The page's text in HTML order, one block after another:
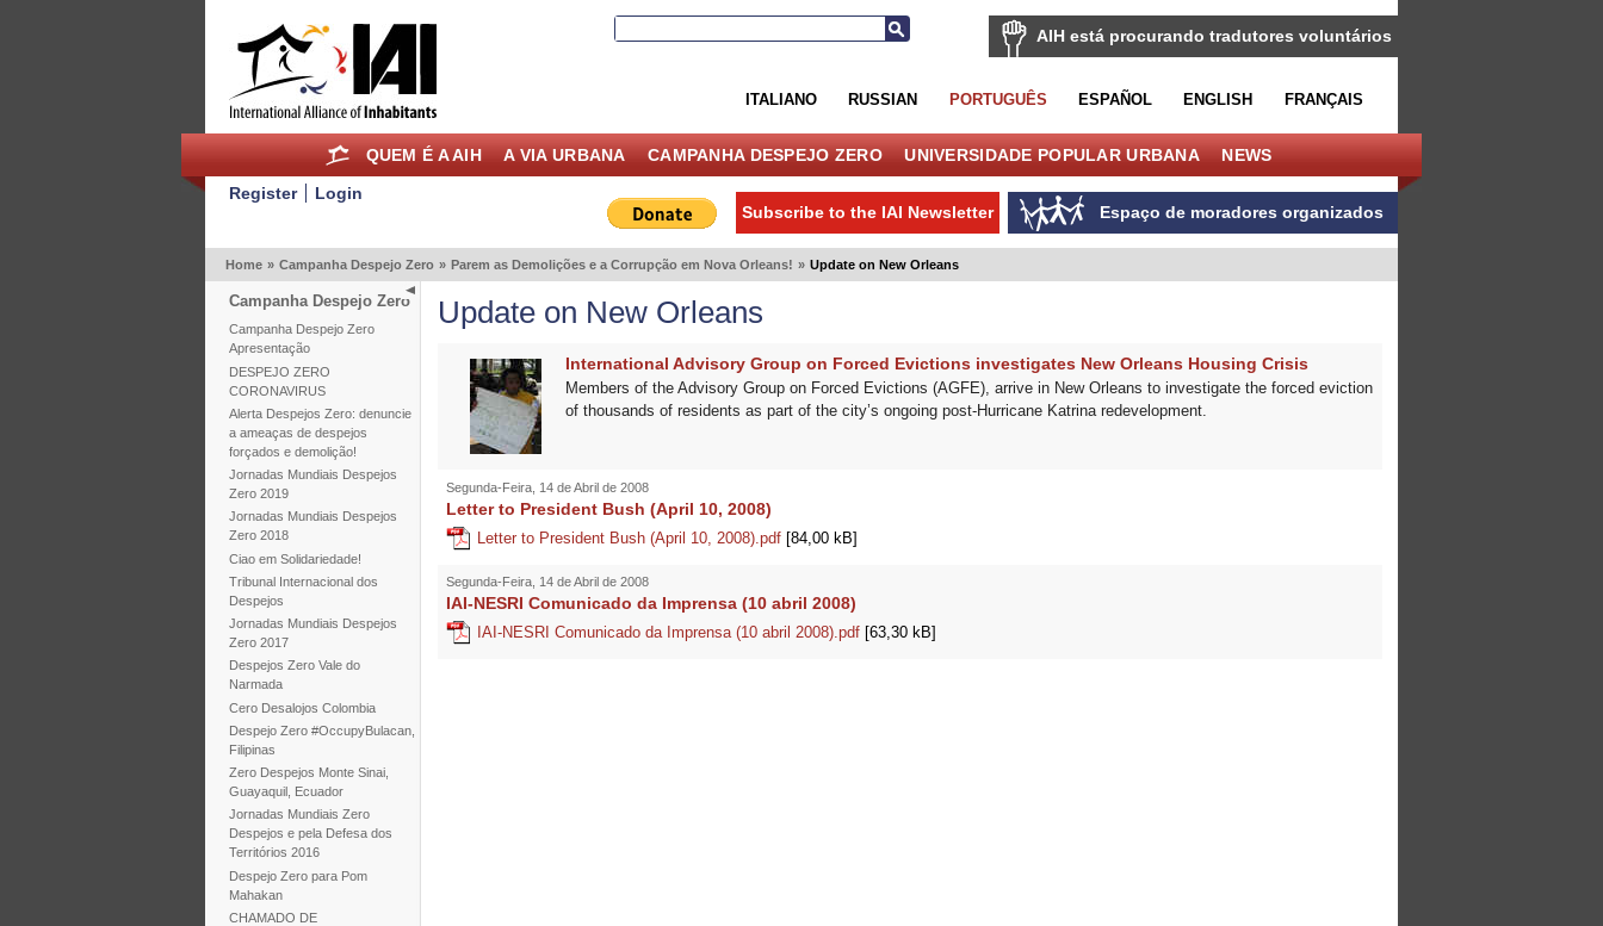
AIH está procurando tradutores voluntários
ITALIANO RUSSIAN PORTUGUÊS ESPAÑOL ENGLISH FRANÇAIS
QUEM É A AIH A VIA URBANA CAMPANHA DESPEJO ZERO UNIVERSIDADE POPULAR URBANA NEWS
Register
Login
Espaço de moradores organizados
Subscribe to the IAI Newsletter
Home » Campanha Despejo Zero » Parem as Demolições e a Corrupção em Nova Orleans! » Update on New Orleans
Campanha Despejo Zero
Campanha Despejo Zero
Apresentação
DESPEJO ZERO
CORONAVIRUS
Alerta Despejos Zero: denuncie
a ameaças de despejos
forçados e demolição!
Jornadas Mundiais Despejos
Zero 2019
Jornadas Mundiais Despejos
Zero 2018
Ciao em Solidariedade!
Tribunal Internacional dos
Despejos
Jornadas Mundiais Despejos
Zero 2017
Despejos Zero Vale do
Narmada
Cero Desalojos Colombia
Despejo Zero #OccupyBulacan,
Filipinas
Zero Despejos Monte Sinai,
Guayaquil, Ecuador
Jornadas Mundiais Zero
Despejos e pela Defesa dos
Territórios 2016
Despejo Zero para Pom
Mahakan
CHAMADO DE
Update on New Orleans
International Advisory Group on Forced Evictions investigates New Orleans Housing Crisis
Members of the Advisory Group on Forced Evictions (AGFE), arrive in New Orleans to investigate the forced eviction
of thousands of residents as part of the city’s ongoing post-Hurricane Katrina redevelopment.
Segunda-Feira, 14 de Abril de 2008
Letter to President Bush (April 10, 2008)
Letter to President Bush (April 10, 2008).pdf [84,00 kB]
Segunda-Feira, 14 de Abril de 2008
IAI-NESRI Comunicado da Imprensa (10 abril 2008)
IAI-NESRI Comunicado da Imprensa (10 abril 2008).pdf [63,30 kB]